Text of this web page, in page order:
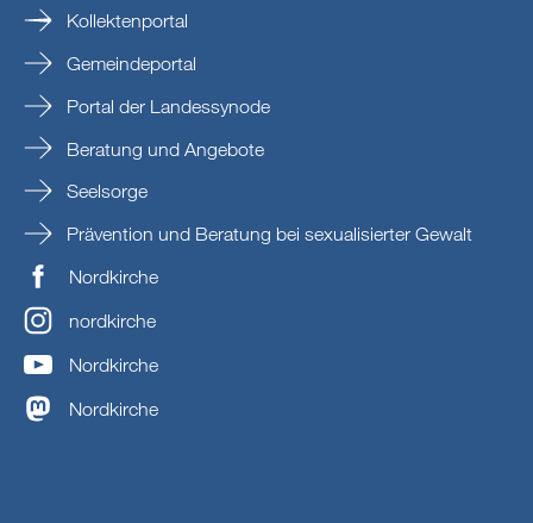
Kollektenportal
Gemeindeportal
Portal der Landessynode
Beratung und Angebote
Seelsorge
Prävention und Beratung bei sexualisierter Gewalt
Nordkirche
nordkirche
Nordkirche
Nordkirche